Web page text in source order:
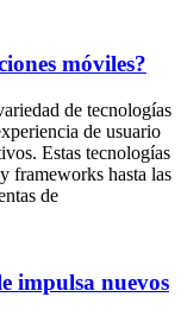
móviles?
de tecnologías
de usuario
Estas tecnologías
frameworks hasta las
de
impulsa nuevos